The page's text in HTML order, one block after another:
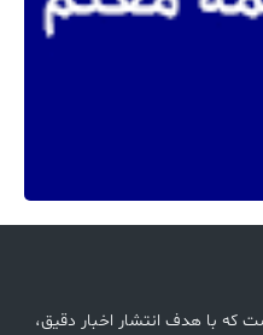
که با هدف انتشار اخبار دقیق،